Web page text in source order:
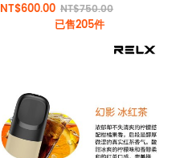
NT$600.00 NT$750.00
已售205件